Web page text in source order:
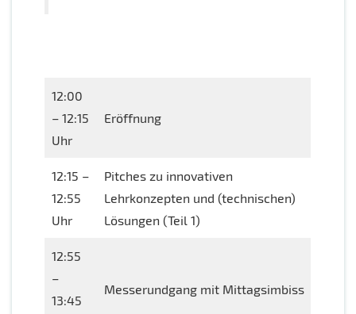
12:00
– 12:15
Uhr
Eröffnung
12:15 –
12:55
Uhr
Pitches zu innovativen
Lehrkonzepten und (technischen)
Lösungen (Teil 1)
12:55
–
13:45
Messerundgang mit Mittagsimbiss